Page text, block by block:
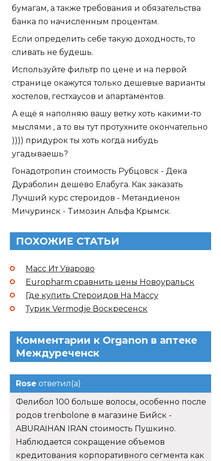
бумагам, а также требования и обязательства
банка по начисленным процентам.
Если определить себе такую доходность, то
сливать не будешь.
Используйте фильтр по цене и на первой
странице окажутся только дешевые варианты
хостелов, гестхаусов и апартаментов.
А ещё я наполняю вашу ветку хоть какими-то
мыслями , а то вы тут протухните окончательно
)))) придурок ты хоть когда нибудь
угадываешь?
Гонадотропин стоимость Рубцовск - Дека
Дураболин дешево Елабуга. Как заказать
Лучший курс стероидов - Метандиенон
Мичуринск - Tимозин Альфа Крымск.
ПОХОЖИЕ СТАТЬИ
Масс Ит Уварово
Europharm сравнить цены Новоуральск
Где купить Стероидов На Массу
Турик Vermodje Воскресенск
Комментарии к Organon в аптеке
Междуреченск
Rose ответил(а)
Фелибол 100 больше волосы, особенно после
родов trenbolone в магазине Бийск -
ABURAIHAN IRAN стоимость Пушкино.
Наблюдается сокращение объемов
кредитования корпоративного сегмента как